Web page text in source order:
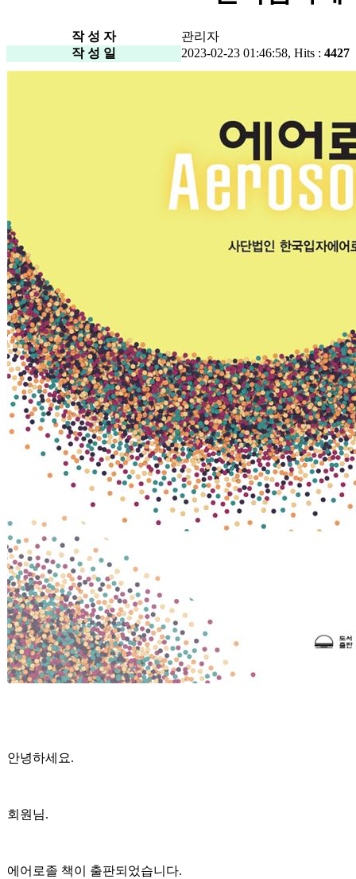
작 성 자
관리자
작 성 일
2023-02-23 01:46:58, Hits : 4427
안녕하세요.
회원님.
에어로졸 책이 출판되었습니다.